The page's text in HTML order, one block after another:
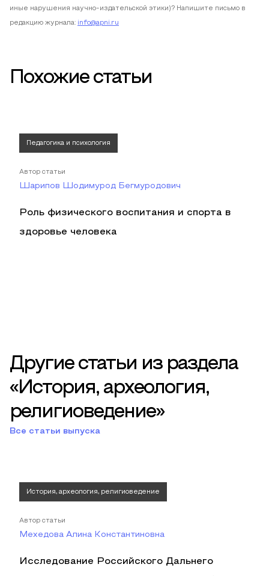
иные нарушения научно-издательской этики)? Напишите письмо в
редакцию журнала: info@apni.ru
Похожие статьи
Педагогика и психология
Автор статьи
Шарипов Шодимурод Бегмуродович
Роль физического воспитания и спорта в
здоровье человека
Другие статьи из раздела
«История, археология,
религиоведение»
Все статьи выпуска
История, археология, религиоведение
Автор статьи
Мехедова Алина Константиновна
Исследование Российского Дальнего